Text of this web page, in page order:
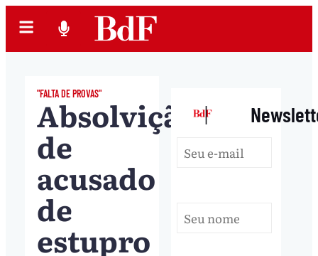
"FALTA DE PROVAS"
Absolvição
de
acusado
de
estupro
|